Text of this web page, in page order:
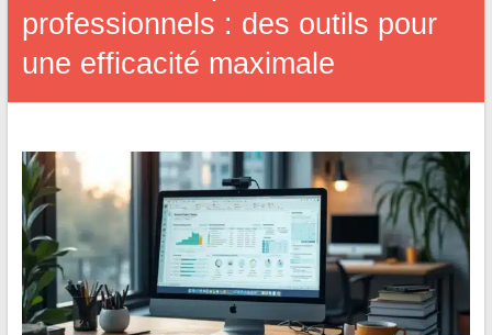
professionnels : des outils pour
une efficacité maximale